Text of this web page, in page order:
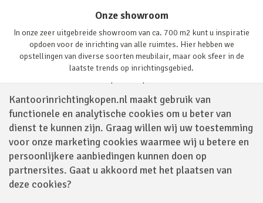
Kantoorinrichtingkopen.nl maakt gebruik van
functionele en analytische cookies om u beter van
dienst te kunnen zijn. Graag willen wij uw toestemming
voor onze marketing cookies waarmee wij u betere en
persoonlijkere aanbiedingen kunnen doen op
partnersites. Gaat u akkoord met het plaatsen van
deze cookies?
Onze showroom
In onze zeer uitgebreide showroom van ca. 700 m2 kunt u inspiratie
opdoen voor de inrichting van alle ruimtes. Hier hebben we
opstellingen van diverse soorten meubilair, maar ook sfeer in de
laatste trends op inrichtingsgebied.
Lees verder